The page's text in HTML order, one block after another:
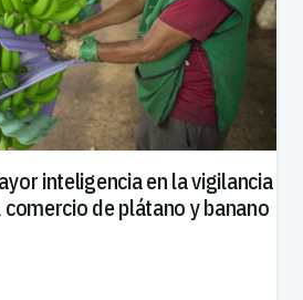
inteligencia en la vigilancia
de plátano y banano